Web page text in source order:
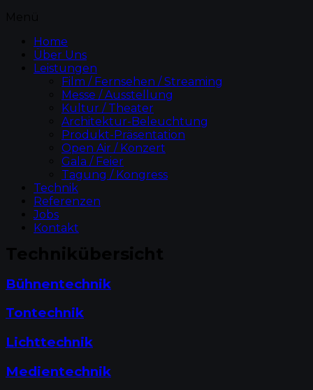
Home
Über Uns
Leistungen
Film / Fernsehen / Streaming
Messe / Ausstellung
Kultur / Theater
Architektur-Beleuchtung
Produkt-Präsentation
Open Air / Konzert
Gala / Feier
Tagung / Kongress
Technik
Referenzen
Jobs
Kontakt
Bühnentechnik
Tontechnik
Lichttechnik
Medientechnik